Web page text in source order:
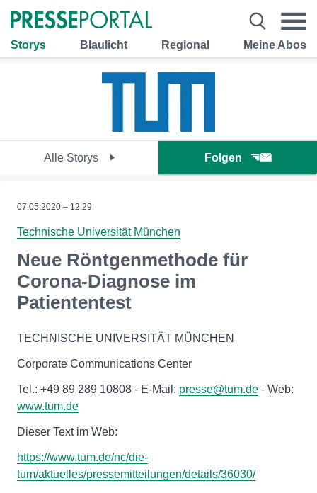
Storys Blaulicht Regional Meine Abos
Alle Storys Folgen
07.05.2020 – 12:29
Technische Universität München
Neue Röntgenmethode für
Corona-Diagnose im
Patiententest
TECHNISCHE UNIVERSITÄT MÜNCHEN
Corporate Communications Center
Tel.: +49 89 289 10808 - E-Mail: presse@tum.de - Web:
www.tum.de
Dieser Text im Web:
https://www.tum.de/nc/die-
tum/aktuelles/pressemitteilungen/details/36030/